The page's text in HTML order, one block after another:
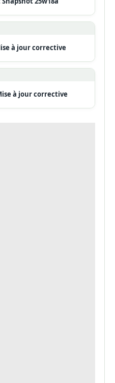
à jour corrective
à jour corrective